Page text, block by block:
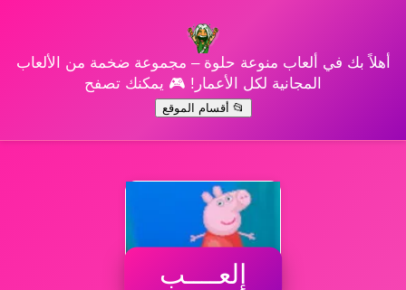
أهلاً بك في ألعاب منوعة حلوة – مجموعة ضخمة من الألعاب
المجانية لكل الأعمار! 🎮 يمكنك تصفح
📂 أقسام الموقع
إلعــــب